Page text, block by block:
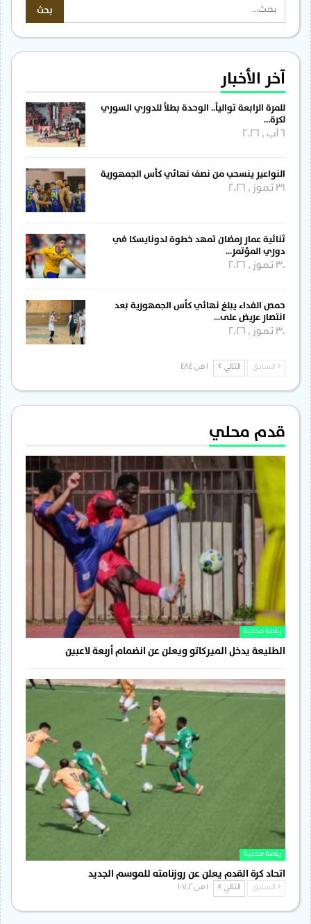
آخر الأخبار
للمرة الرابعة توالياً.. الوحدة بطلاً للدوري السوري
لكرة…
النواعير ينسحب من نصف نهائي كأس الجمهورية
31 تموز , 2026
ثنائية عمار رمضان تمهد خطوة لدونايسكا في
دوري المؤتمر…
30 تموز , 2026
حمص الفداء يبلغ نهائي كأس الجمهورية بعد
انتصار عريض على…
30 تموز , 2026
السابق التالي
قدم محلي
رياضة محلية
الطليعة يدخل الميركاتو ويعلن عن انضمام أربعة لاعبين
رياضة محلية
اتحاد كرة القدم يعلن عن روزنامته للموسم الجديد
السابق التالي